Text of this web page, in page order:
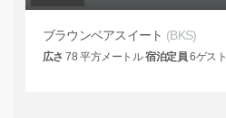
ブラウンベアスイート (BKS)
広さ 78 平方メートル宿泊定員 6ゲスト